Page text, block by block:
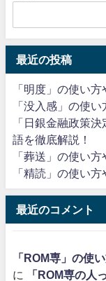
最近の投稿
「明度」の使い
「没入感」の使
「日銀金融政策
語を徹底解説！
「葬送」の使い
「精読」の使い
最近のコメント
「ROM専」の使
に
「ROM専の人